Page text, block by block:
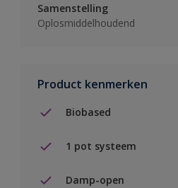
Samenstelling
Oplosmiddelhoudend
Product kenmerken
Biobased
1 pot systeem
Damp-open